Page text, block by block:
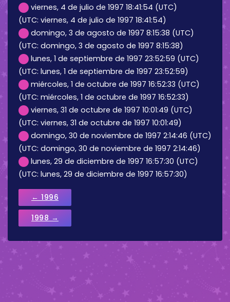
viernes, 4 de julio de 1997 18:41:54 (UTC)
(UTC: viernes, 4 de julio de 1997 18:41:54)
domingo, 3 de agosto de 1997 8:15:38 (UTC)
(UTC: domingo, 3 de agosto de 1997 8:15:38)
lunes, 1 de septiembre de 1997 23:52:59 (UTC)
(UTC: lunes, 1 de septiembre de 1997 23:52:59)
miércoles, 1 de octubre de 1997 16:52:33 (UTC)
(UTC: miércoles, 1 de octubre de 1997 16:52:33)
viernes, 31 de octubre de 1997 10:01:49 (UTC)
(UTC: viernes, 31 de octubre de 1997 10:01:49)
domingo, 30 de noviembre de 1997 2:14:46 (UTC)
(UTC: domingo, 30 de noviembre de 1997 2:14:46)
lunes, 29 de diciembre de 1997 16:57:30 (UTC)
(UTC: lunes, 29 de diciembre de 1997 16:57:30)
← 1996
1998 →